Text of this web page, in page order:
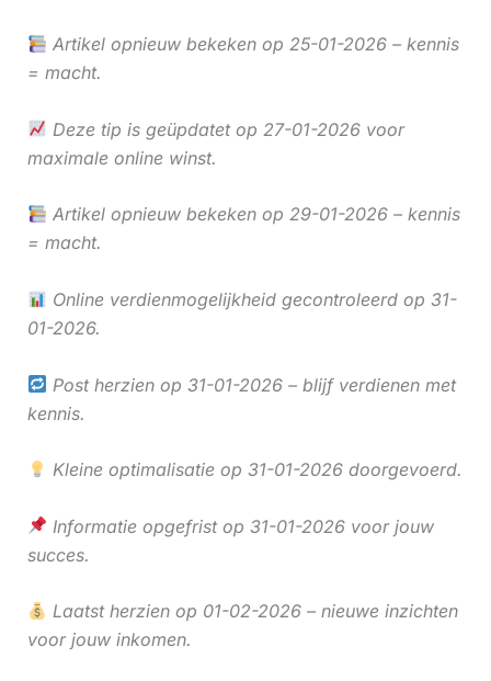
Artikel opnieuw bekeken op 25-01-2026 – kennis
= macht.
Deze tip is geüpdatet op 27-01-2026 voor
maximale online winst.
Artikel opnieuw bekeken op 29-01-2026 – kennis
= macht.
Online verdienmogelijkheid gecontroleerd op 31-
01-2026.
Post herzien op 31-01-2026 – blijf verdienen met
kennis.
Kleine optimalisatie op 31-01-2026 doorgevoerd.
Informatie opgefrist op 31-01-2026 voor jouw
succes.
Laatst herzien op 01-02-2026 – nieuwe inzichten
voor jouw inkomen.